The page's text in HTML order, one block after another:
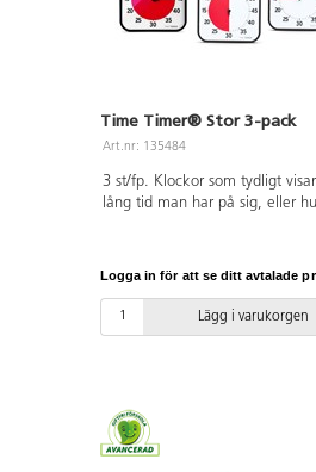
Time Timer® Stor 3-pack
Art.nr: 135484
3 st/fp. Klockor som tydligt
lång tid man har på sig, eller
fältet minskar sedan i klockans
Denna stora modell passar
att hänga på väggen, på
för alarm på baksidan. Mått:
30x30 cm. Material: ABS och
Logga in för att se ditt avtalade
Lägg i varukorgen